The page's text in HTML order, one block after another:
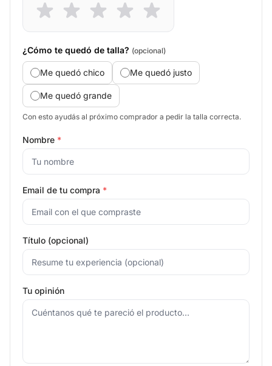
¿Cómo te quedó de talla? (opcional)
Me quedó chico Me quedó justo
Me quedó grande
Con esto ayudás al próximo comprador a pedir la talla correcta.
Nombre *
Email de tu compra *
Título (opcional)
Tu opinión